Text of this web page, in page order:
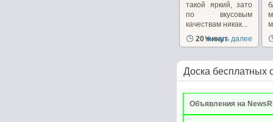
такой яркий, зато
по вкусовым
качествам никак...
20 минут
Читать далее
Доска бесплатных
Объявления на